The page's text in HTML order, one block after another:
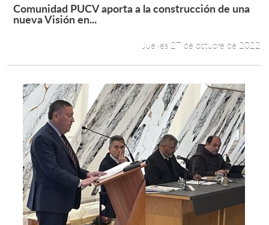
Leer más +
Comunidad PUCV aporta a la construcción de una
nueva Visión en...
Jueves 27 de octubre de 2022